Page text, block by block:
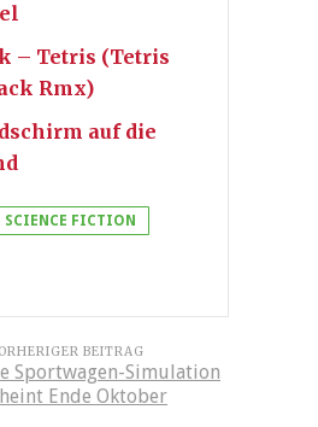
– Tetris (Tetris
Rmx)
auf die
SCIENCE FICTION
BEITRAG
Sportwagen-Simulation
Ende Oktober